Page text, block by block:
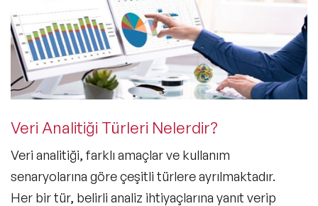
Veri Analitiği Türleri Nelerdir?
Veri analitiği, farklı amaçlar ve kullanım
senaryolarına göre çeşitli türlere ayrılmaktadır.
Her bir tür, belirli analiz ihtiyaçlarına yanıt verip